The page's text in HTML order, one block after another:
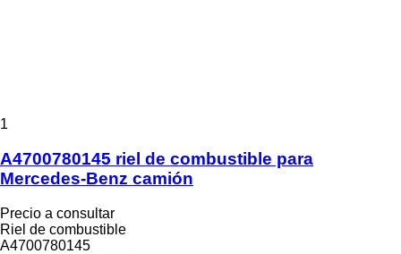
1
A4700780145 riel de combustible para
Mercedes-Benz camión
Precio a consultar
Riel de combustible
A4700780145